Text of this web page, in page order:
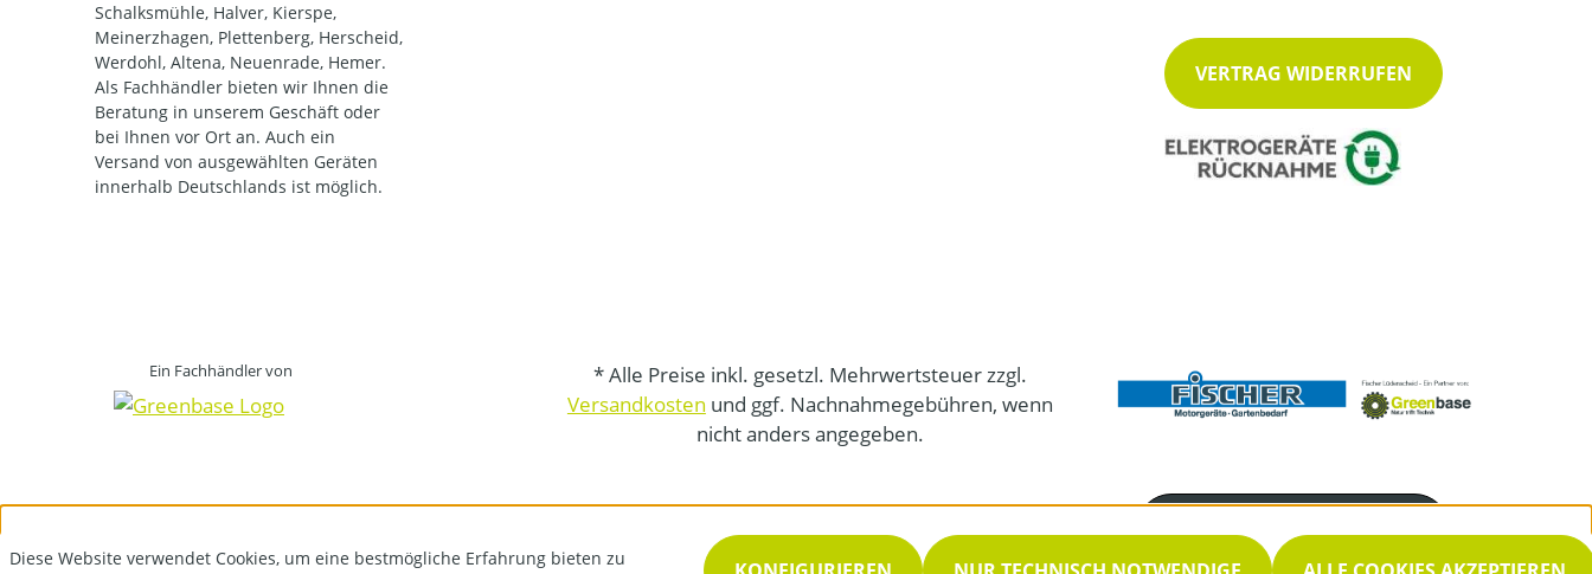
Schalksmühle, Halver, Kierspe,
Meinerzhagen, Plettenberg, Herscheid,
Werdohl, Altena, Neuenrade, Hemer.
Als Fachhändler bieten wir Ihnen die
Beratung in unserem Geschäft oder
bei Ihnen vor Ort an. Auch ein
Versand von ausgewählten Geräten
innerhalb Deutschlands ist möglich.
VERTRAG WIDERRUFEN
Ein Fachhändler von
* Alle Preise inkl. gesetzl. Mehrwertsteuer zzgl.
Versandkosten und ggf. Nachnahmegebühren, wenn
nicht anders angegeben.
02351 952525
Diese Website verwendet Cookies, um eine bestmögliche Erfahrung bieten zu